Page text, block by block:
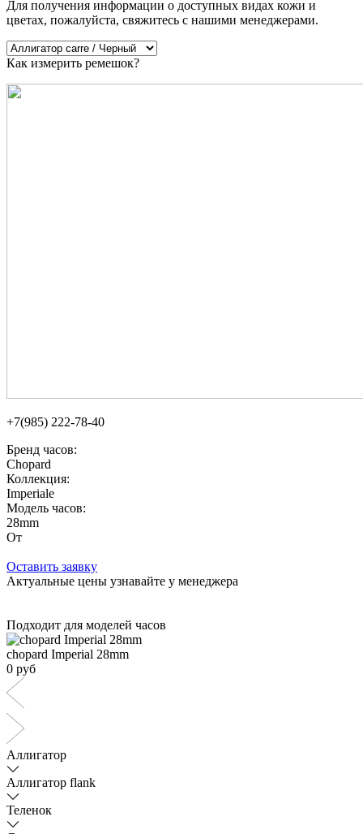
Для получения информации о доступных видах кожи и
цветах, пожалуйста, свяжитесь с нашими менеджерами.
Как измерить ремешок?
+7(985) 222-78-40
Бренд часов:
Chopard
Коллекция:
Imperiale
Модель часов:
28mm
От
Оставить заявку
Актуальные цены узнавайте у менеджера
Подходит для моделей часов
chopard Imperial 28mm
0 руб
Аллигатор
Аллигатор flank
Теленок